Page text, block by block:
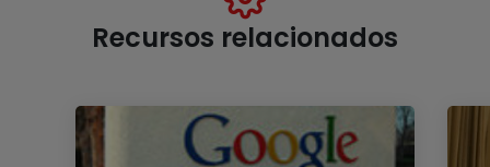
Recursos relacionados